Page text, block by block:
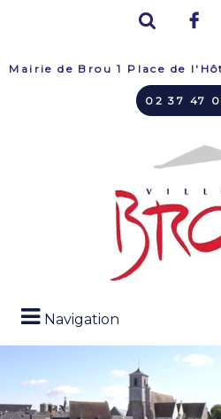
Mairie de Brou 1 Place de
02 37 47
Navigation